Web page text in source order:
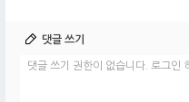
댓글 쓰기
댓글 쓰기 권한이 없습니다. 로그인